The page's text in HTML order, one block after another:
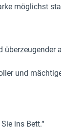
möglichst
überzeugender
und
ins Bett.“